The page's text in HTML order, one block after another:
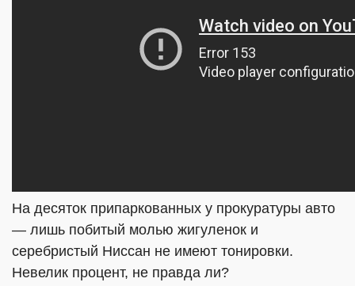
На десяток припаркованных у прокуратуры авто
— лишь побитый молью жигуленок и
серебристый Ниссан не имеют тонировки.
Невелик процент, не правда ли?